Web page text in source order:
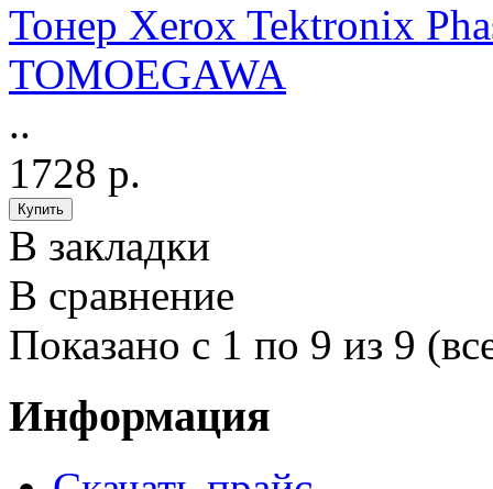
Тонер Xerox Tektronix
TOMOEGAWA
..
1728 р.
В закладки
В сравнение
Показано с 1 по 9 из 9
Информация